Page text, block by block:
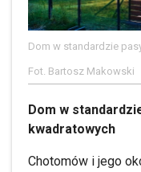
Dom w standardzie
Fot. Bartosz Makowski
Dom w
kwadratowych
Chotomów i jego